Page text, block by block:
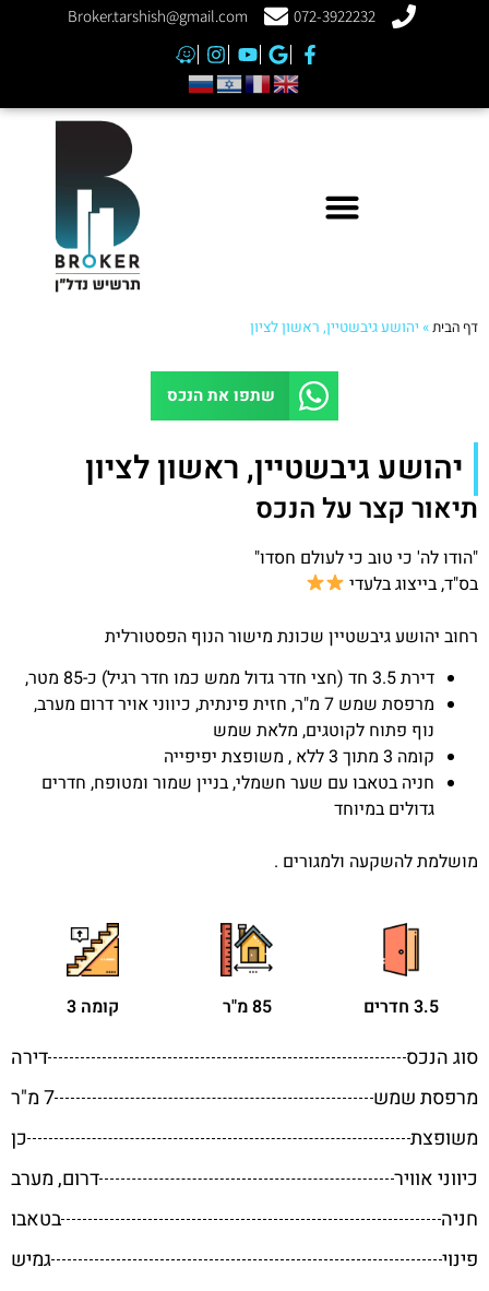
072-3922232
Broker.tarshish@gmail.com
דף הבית» יהושע גיבשטיין, ראשון לציון
יהושע גיבשטיין, ראשון לציון
שתפו את הנכס
תיאור קצר על הנכס
"הודו לה' כי טוב כי לעולם חסדו"
בס"ד, בייצוג בלעדי
רחוב יהושע גיבשטיין שכונת מישור הנוף הפסטורלית
דירת 3.5 חד (חצי חדר גדול ממש כמו חדר רגיל) כ-85 מטר,
מרפסת שמש 7 מ"ר, חזית פינתית, כיווני אויר דרום מערב,
נוף פתוח לקוטגים, מלאת שמש
קומה 3 מתוך 3 ללא , משופצת יפיפייה
חניה בטאבו עם שער חשמלי, בניין שמור ומטופח, חדרים
גדולים במיוחד
מושלמת להשקעה ולמגורים .
3.5 חדרים 85 מ"ר קומה 3
סוג הנכס
דירה
מרפסת שמש
7 מ"ר
משופצת
כן
כיווני אוויר
דרום, מערב
חניה
בטאבו
פינוי
גמיש